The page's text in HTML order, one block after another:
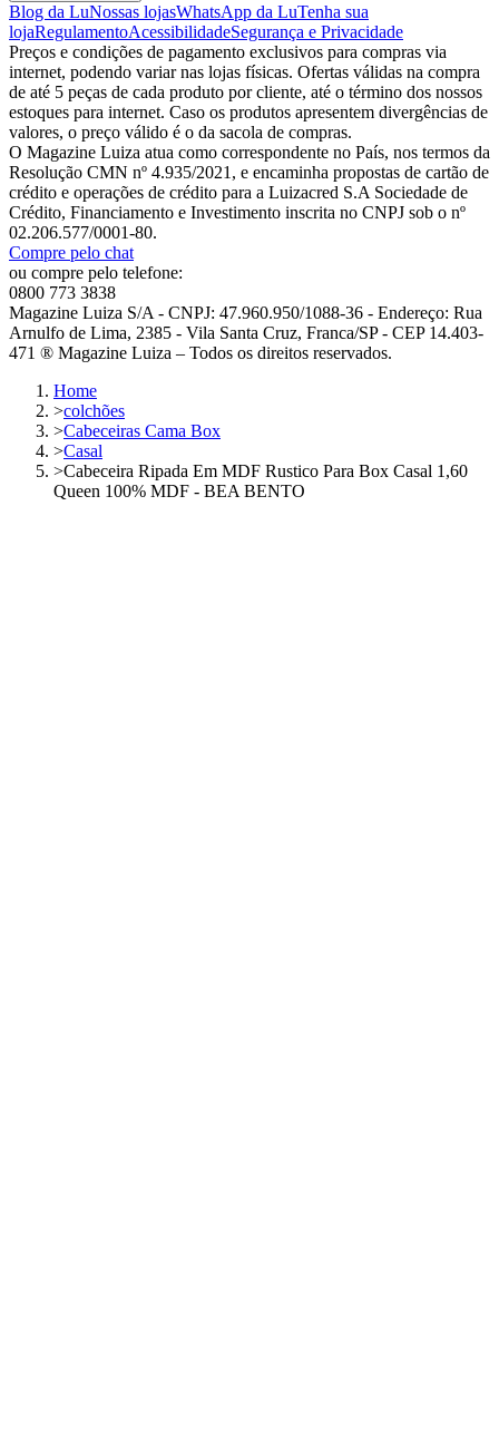
Blog da LuNossas lojasWhatsApp da LuTenha sua
lojaRegulamentoAcessibilidadeSegurança e Privacidade
Preços e condições de pagamento exclusivos para compras via
internet, podendo variar nas lojas físicas. Ofertas válidas na compra
de até 5 peças de cada produto por cliente, até o término dos nossos
estoques para internet. Caso os produtos apresentem divergências de
valores, o preço válido é o da sacola de compras.
O Magazine Luiza atua como correspondente no País, nos termos da
Resolução CMN nº 4.935/2021, e encaminha propostas de cartão de
crédito e operações de crédito para a Luizacred S.A Sociedade de
Crédito, Financiamento e Investimento inscrita no CNPJ sob o nº
02.206.577/0001-80.
Compre pelo chat
ou compre pelo telefone:
0800 773 3838
Magazine Luiza S/A - CNPJ: 47.960.950/1088-36 - Endereço: Rua
Arnulfo de Lima, 2385 - Vila Santa Cruz, Franca/SP - CEP 14.403-
471 ® Magazine Luiza – Todos os direitos reservados.
Home
>colchões
>Cabeceiras Cama Box
>Casal
>Cabeceira Ripada Em MDF Rustico Para Box Casal 1,60
Queen 100% MDF - BEA BENTO